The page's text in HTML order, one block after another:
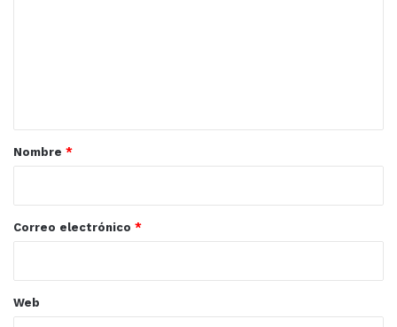
r
*
Nombre *
Correo electrónico *
Web